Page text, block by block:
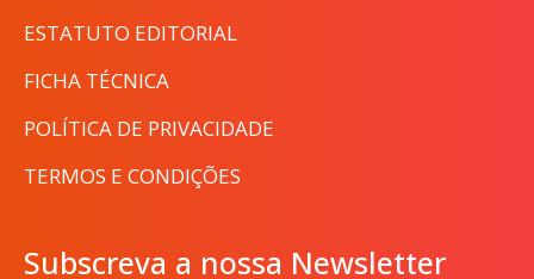
ESTATUTO EDITORIAL
FICHA TÉCNICA
POLÍTICA DE PRIVACIDADE
TERMOS E CONDIÇÕES
Subscreva a nossa Newsletter